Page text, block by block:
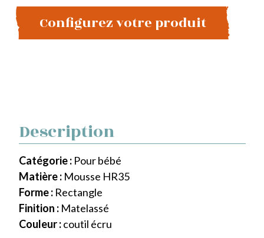
Configurez votre produit
Description
Catégorie : Pour bébé
Matière : Mousse HR35
Forme : Rectangle
Finition : Matelassé
Couleur :coutil écru